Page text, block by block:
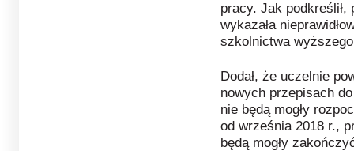
pracy. Jak
wykazała
szkolnictwa
Dodał, że uczelnie
nowych przepisach
nie będą mogły
od września 2018 r.,
będą mogły